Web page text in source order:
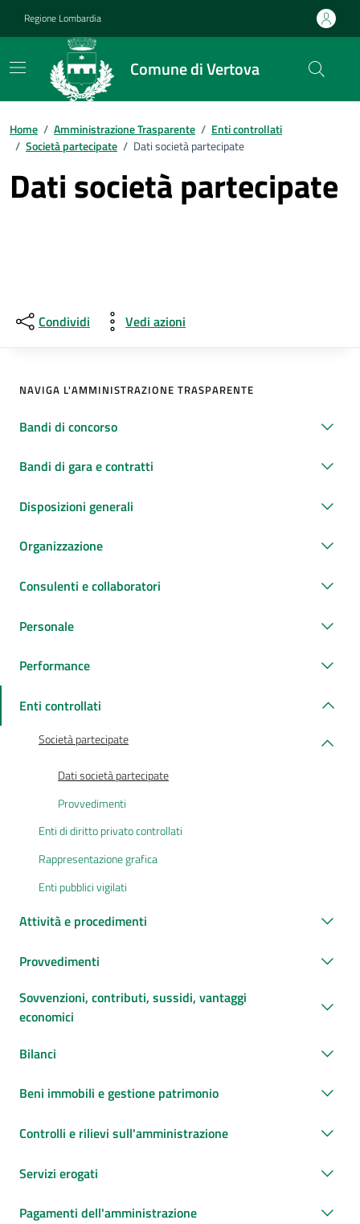
Regione Lombardia
Comune di Vertova
Home / Amministrazione Trasparente / Enti controllati
/ Società partecipate / Dati società partecipate
Dati società partecipate
Condividi Vedi azioni
NAVIGA L'AMMINISTRAZIONE TRASPARENTE
Bandi di concorso
Bandi di gara e contratti
Disposizioni generali
Organizzazione
Consulenti e collaboratori
Personale
Performance
Enti controllati
Società partecipate
Dati società partecipate
Provvedimenti
Enti di diritto privato controllati
Rappresentazione grafica
Enti pubblici vigilati
Attività e procedimenti
Provvedimenti
Sovvenzioni, contributi, sussidi, vantaggi
economici
Bilanci
Beni immobili e gestione patrimonio
Controlli e rilievi sull'amministrazione
Servizi erogati
Pagamenti dell'amministrazione